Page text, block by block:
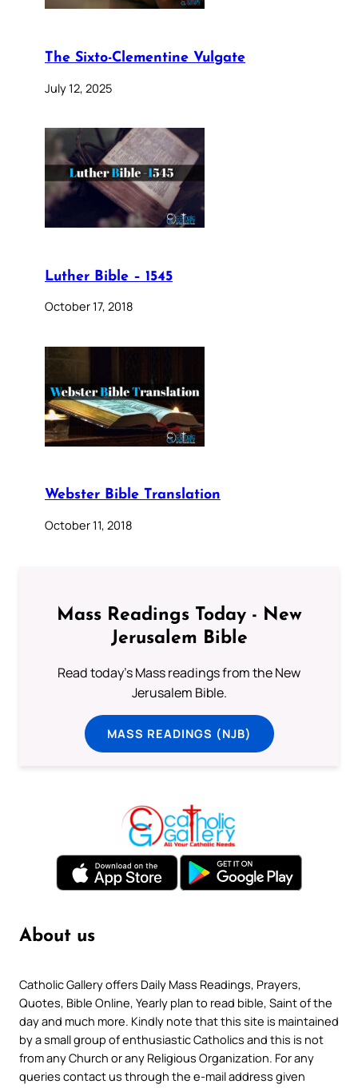
The Sixto-Clementine Vulgate
July 12, 2025
Luther Bible – 1545
October 17, 2018
Webster Bible Translation
October 11, 2018
Mass Readings Today - New
Jerusalem Bible
Read today's Mass readings from the New
Jerusalem Bible.
MASS READINGS (NJB)
About us
Catholic Gallery offers Daily Mass Readings, Prayers,
Quotes, Bible Online, Yearly plan to read bible, Saint of the
day and much more. Kindly note that this site is maintained
by a small group of enthusiastic Catholics and this is not
from any Church or any Religious Organization. For any
queries contact us through the e-mail address given